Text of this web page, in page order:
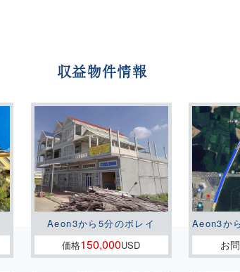
収益物件情報
Aeon3から5分のボレイ
価格150,000USD
Aeon3か
お